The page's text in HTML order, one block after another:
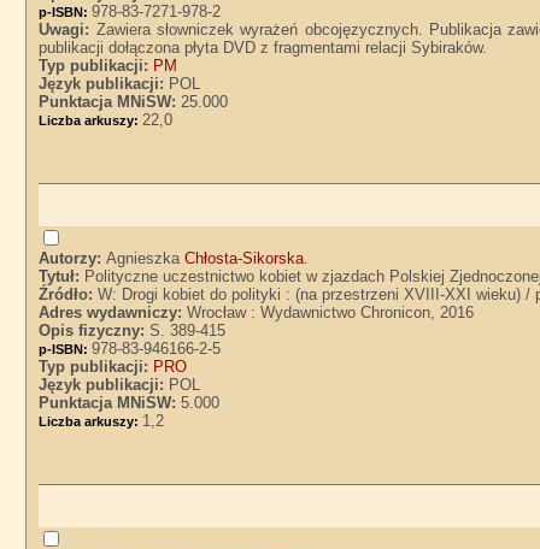
p-ISBN:978-83-7271-978-2
Uwagi: Zawiera słowniczek wyrażeń obcojęzycznych. Publikacja
publikacji dołączona płyta DVD z fragmentami relacji Sybiraków.
Typ publikacji: PM
Język publikacji: POL
Punktacja MNiSW:25.000
Liczba arkuszy: 22,0
Autorzy:AgnieszkaChłosta-Sikorska.
Tytuł: Polityczne uczestnictwo kobiet w zjazdach Polskiej
Źródło:W: Drogi kobiet do polityki : (na przestrzeni XVIII-XXI wieku) /
Adres wydawniczy:Wrocław : Wydawnictwo Chronicon, 2016
Opis fizyczny:S. 389-415
p-ISBN:978-83-946166-2-5
Typ publikacji: PRO
Język publikacji: POL
Punktacja MNiSW:5.000
Liczba arkuszy: 1,2